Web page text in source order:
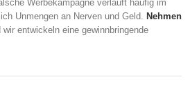
Werbekampagne verläuft häufig im
Unmengen an Nerven und Geld.
Nehmen
entwickeln eine gewinnbringende